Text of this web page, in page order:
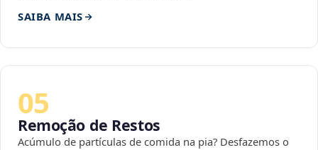
SAIBA MAIS
05
Remoção de Restos
Acúmulo de partículas de comida na pia? Desfazemos o